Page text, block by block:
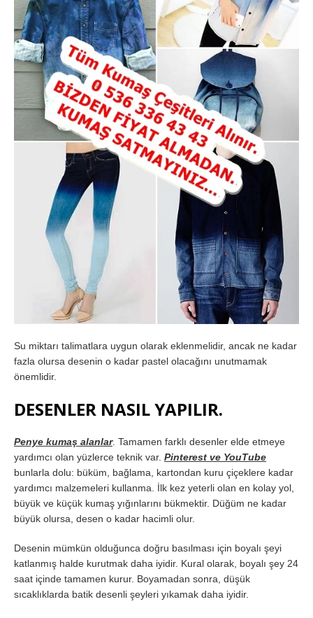
Su miktarı talimatlara uygun olarak eklenmelidir, ancak ne kadar
fazla olursa desenin o kadar pastel olacağını unutmamak
önemlidir.
DESENLER NASIL YAPILIR.
Penye kumaş alanlar. Tamamen farklı desenler elde etmeye
yardımcı olan yüzlerce teknik var. Pinterest ve YouTube
bunlarla dolu: büküm, bağlama, kartondan kuru çiçeklere kadar
yardımcı malzemeleri kullanma. İlk kez yeterli olan en kolay yol,
büyük ve küçük kumaş yığınlarını bükmektir. Düğüm ne kadar
büyük olursa, desen o kadar hacimli olur.
Desenin mümkün olduğunca doğru basılması için boyalı şeyi
katlanmış halde kurutmak daha iyidir. Kural olarak, boyalı şey 24
saat içinde tamamen kurur. Boyamadan sonra, düşük
sıcaklıklarda batik desenli şeyleri yıkamak daha iyidir.